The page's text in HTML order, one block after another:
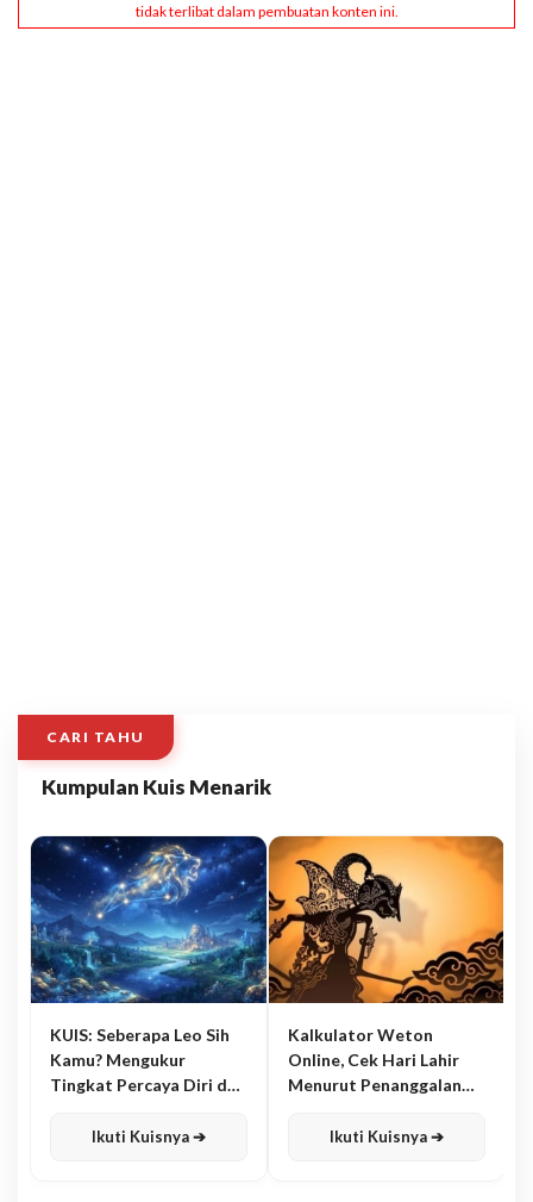
CARI TAHU
Kumpulan Kuis Menarik
KUIS: Seberapa Leo Sih
Kamu? Mengukur
Tingkat Percaya Diri dan
Ikuti Kuisnya ➔
Kalkulator Weton
Online, Cek Hari Lahir
Menurut Penanggalan
Ikuti Kuisnya ➔